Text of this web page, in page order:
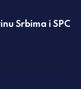
Srbima i SPC